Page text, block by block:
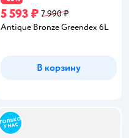
5 593 ₽ 7 990 ₽
Antique Bronze Greendex 6L
В корзину